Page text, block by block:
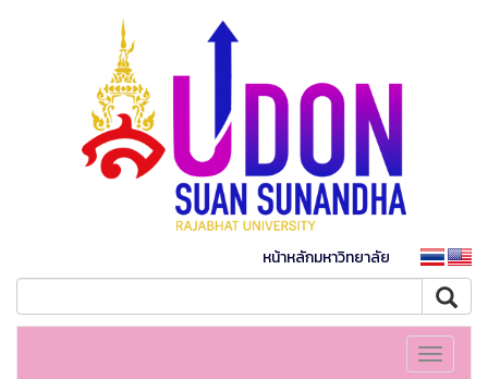
หน้าหลักมหาวิทยาลัย
Toggle